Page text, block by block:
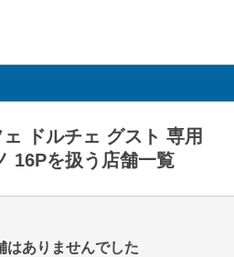
ドルチェ グスト 専用
16Pを扱う店舗一覧
はありませんでした